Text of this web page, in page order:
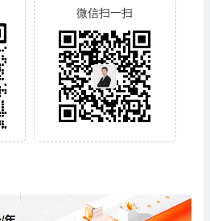
微信扫一扫